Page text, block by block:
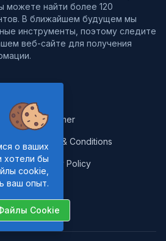
можете найти более 120
В ближайшем будущем мы
инструменты, поэтому следите
веб-сайте для получения
Legal:
Disclaimer
Terms & Conditions
Privacy Policy
о ваших
хотели бы
cookie,
ваш опыт.
Cookie